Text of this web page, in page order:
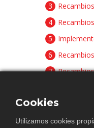
3
4
5
6
7
Cookies
Utilizamos cookies